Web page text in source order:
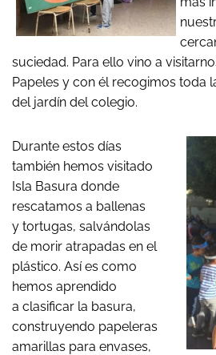
suciedad. Para ello vino a
Papeles y con él recogimos toda
del jardín del colegio.
Durante estos días
también hemos visitado
Isla Basura donde
rescatamos a ballenas
y tortugas, salvándolas
de morir atrapadas en el
plástico. Así es como
hemos aprendido
a clasificar la basura,
construyendo papeleras
amarillas para envases,